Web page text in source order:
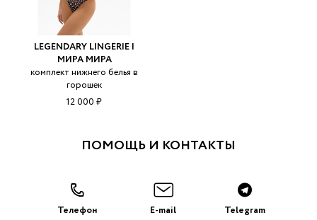
LEGENDARY LINGERIE |
МИРА МИРА
комплект нижнего белья в
горошек
12 000 ₽
ПОМОЩЬ И КОНТАКТЫ
Телефон E-mail Telegram